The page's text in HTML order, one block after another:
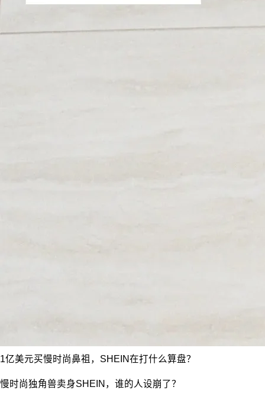
1亿美元买慢时尚鼻祖，SHEIN在打什么算盘？
慢时尚独角兽卖身SHEIN，谁的人设崩了？